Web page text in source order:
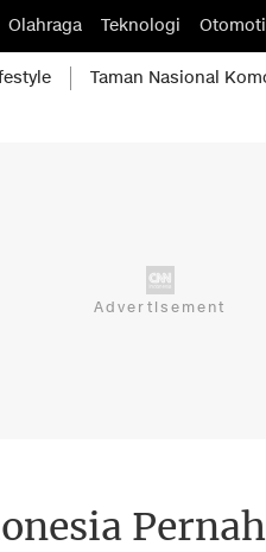
Olahraga Teknologi
Taman Nasional